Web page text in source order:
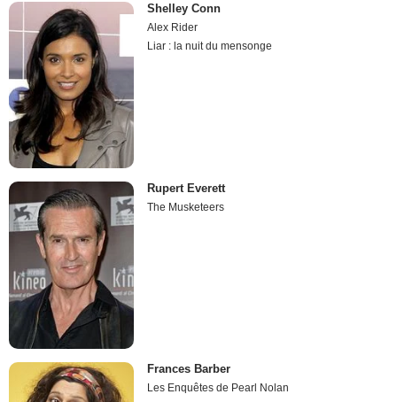
Shelley Conn
Alex Rider
Liar : la nuit du mensonge
Rupert Everett
The Musketeers
Frances Barber
Les Enquêtes de Pearl Nolan